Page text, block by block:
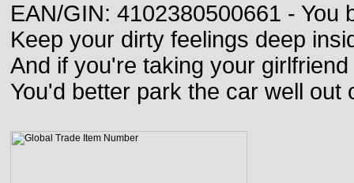
EAN/GIN: 4102380500661 - You
Keep your dirty feelings deep
And if you're taking your
You'd better park the car well out